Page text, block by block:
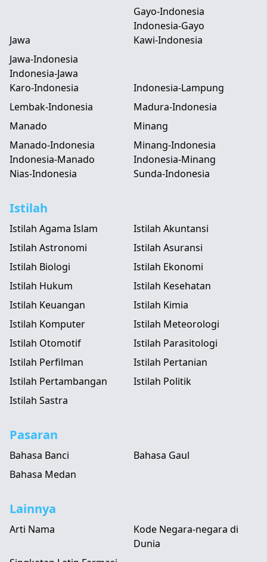
Gayo-Indonesia
Indonesia-Gayo
Jawa
Jawa-Indonesia
Indonesia-Jawa
Kawi-Indonesia
Karo-Indonesia
Indonesia-Lampung
Lembak-Indonesia
Madura-Indonesia
Manado
Manado-Indonesia
Indonesia-Manado
Minang
Minang-Indonesia
Indonesia-Minang
Nias-Indonesia
Sunda-Indonesia
Istilah
Istilah Agama Islam
Istilah Akuntansi
Istilah Astronomi
Istilah Asuransi
Istilah Biologi
Istilah Ekonomi
Istilah Hukum
Istilah Kesehatan
Istilah Keuangan
Istilah Kimia
Istilah Komputer
Istilah Meteorologi
Istilah Otomotif
Istilah Parasitologi
Istilah Perfilman
Istilah Pertanian
Istilah Pertambangan
Istilah Politik
Istilah Sastra
Pasaran
Bahasa Banci
Bahasa Gaul
Bahasa Medan
Lainnya
Arti Nama
Kode Negara-negara di
Dunia